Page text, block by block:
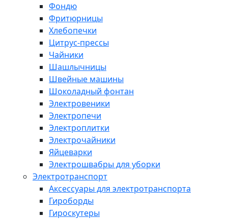
Фондю
Фритюрницы
Хлебопечки
Цитрус-прессы
Чайники
Шашлычницы
Швейные машины
Шоколадный фонтан
Электровеники
Электропечи
Электроплитки
Электрочайники
Яйцеварки
Электрошвабры для уборки
Электротранспорт
Аксессуары для электротранспорта
Гироборды
Гироскутеры